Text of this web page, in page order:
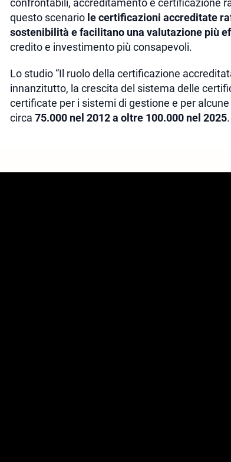
confrontabili, accreditamento e certificazione
questo scenario le certificazioni accreditate
sostenibilità e facilitano una valutazione più
credito e investimento più consapevoli.
Lo studio “Il ruolo della certificazione
innanzitutto, la crescita del sistema delle
certificate per i sistemi di gestione e per
circa 75.000 nel 2012 a oltre 100.000 nel 2025.